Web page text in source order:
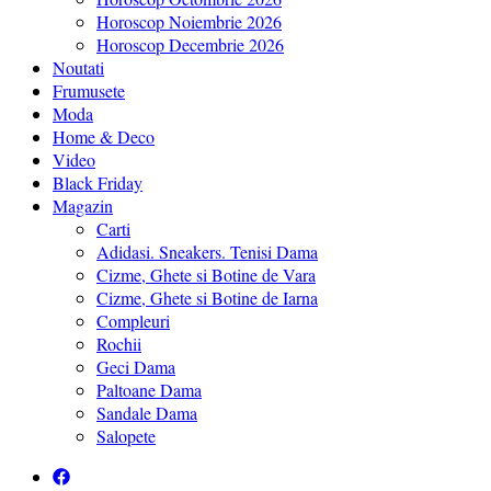
Horoscop Noiembrie 2026
Horoscop Decembrie 2026
Noutati
Frumusete
Moda
Home & Deco
Video
Black Friday
Magazin
Carti
Adidasi. Sneakers. Tenisi Dama
Cizme, Ghete si Botine de Vara
Cizme, Ghete si Botine de Iarna
Compleuri
Rochii
Geci Dama
Paltoane Dama
Sandale Dama
Salopete